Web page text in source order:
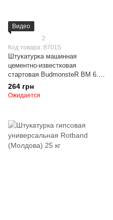
Видео
2
Код товара: 87015
Штукатурка машинная
цементно-известковая
стартовая BudmonsteR BM 6.3,
25 кг
264 грн
Ожидается